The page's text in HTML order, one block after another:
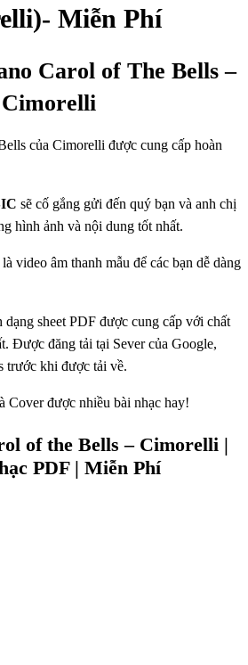
Miễn Phí
Carol of The Bells –
Cimorelli
của Cimorelli được cung cấp hoàn
sẽ cố gắng gửi đến quý bạn và anh chị
hình ảnh và nội dung tốt nhất.
video âm thanh mẫu để các bạn dễ dàng
dạng sheet PDF được cung cấp với chất
Được đăng tải tại Sever của Google,
trước khi được tải về.
Cover được nhiều bài nhạc hay!
of the Bells – Cimorelli |
PDF | Miễn Phí